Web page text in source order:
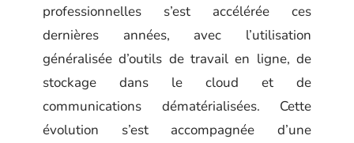
professionnelles s’est accélérée ces
dernières années, avec l’utilisation
généralisée d’outils de travail en ligne, de
stockage dans le cloud et de
communications dématérialisées. Cette
évolution s’est accompagnée d’une